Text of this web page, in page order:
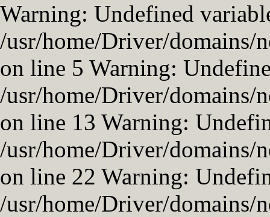
Warning: Undefined
/usr/home/Driver/domains/
on line 5 Warning:
/usr/home/Driver/domains/
on line 13 Warning:
/usr/home/Driver/domains/
on line 22 Warning:
/usr/home/Driver/domains/